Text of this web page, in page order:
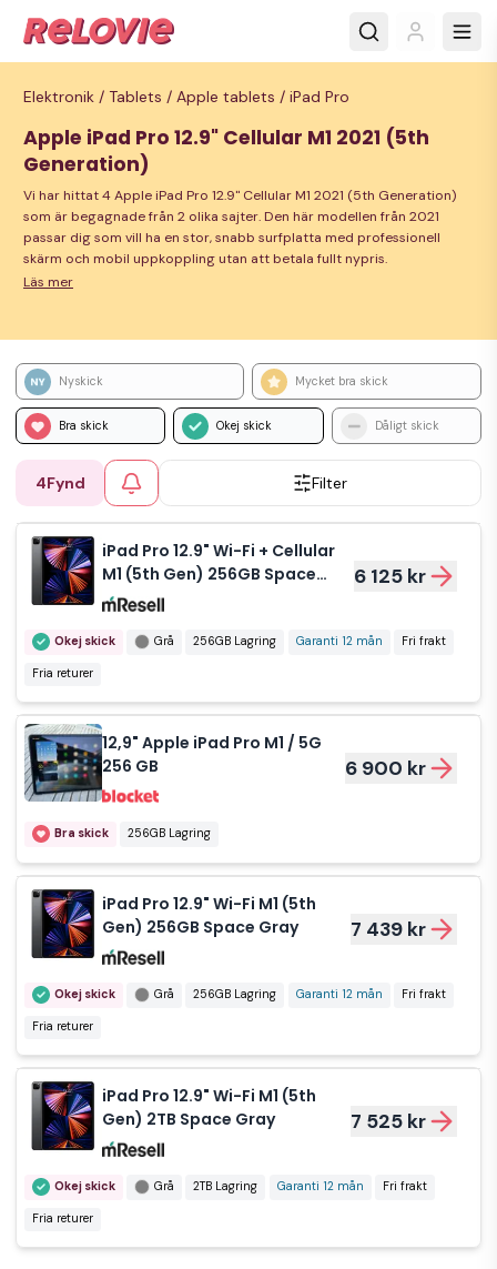
Elektronik / Tablets / Apple tablets / iPad Pro
Apple iPad Pro 12.9" Cellular M1 2021 (5th
Generation)
Vi har hittat 4 Apple iPad Pro 12.9" Cellular M1 2021 (5th Generation)
som är begagnade från 2 olika sajter. Den här modellen från 2021
passar dig som vill ha en stor, snabb surfplatta med professionell
skärm och mobil uppkoppling utan att betala fullt nypris.
Läs mer
Nyskick Mycket bra skick
Bra skick Okej skick Dåligt skick
4Fynd Filter
iPad Pro 12.9" Wi-Fi + Cellular
M1 (5th Gen) 256GB Space
Gray
6 125 kr
Okej skick Grå 256GB Lagring Garanti 12 mån Fri frakt
Fria returer
12,9" Apple iPad Pro M1 / 5G
256 GB
6 900 kr
Bra skick 256GB Lagring
iPad Pro 12.9" Wi-Fi M1 (5th
Gen) 256GB Space Gray
7 439 kr
Okej skick Grå 256GB Lagring Garanti 12 mån Fri frakt
Fria returer
iPad Pro 12.9" Wi-Fi M1 (5th
Gen) 2TB Space Gray
7 525 kr
Okej skick Grå 2TB Lagring Garanti 12 mån Fri frakt
Fria returer